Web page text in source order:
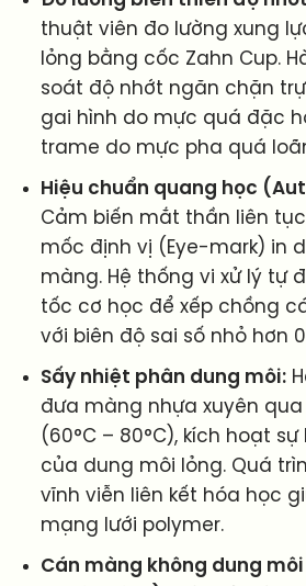
thuật viên đo lường xung
lỏng bằng cốc Zahn Cup.
soát độ nhớt ngăn chặn
gai hình do mực quá đặc
trame do mực pha quá
Hiệu chuẩn quang học
Cảm biến mắt thần liên
mốc định vị (Eye-mark) in
màng. Hệ thống vi xử lý tự
tốc cơ học để xếp chồng
với biên độ sai số nhỏ hơn
Sấy nhiệt phân dung môi:
đưa màng nhựa xuyên
(60°C – 80°C), kích hoạt
của dung môi lỏng. Quá
vĩnh viễn liên kết hóa học
mạng lưới polymer.
Cán màng không dung